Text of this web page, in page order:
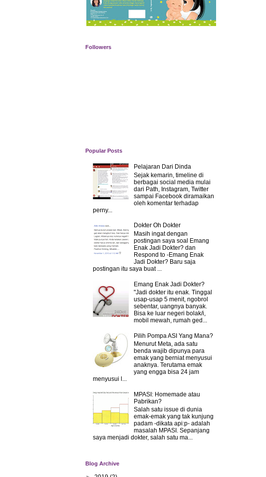
Followers
Popular Posts
Pelajaran Dari Dinda
Sejak kemarin, timeline di
berbagai social media mulai
dari Path, Instagram, Twitter
sampai Facebook diramaikan
oleh komentar terhadap
perny...
Dokter Oh Dokter
Masih ingat dengan
postingan saya soal Emang
Enak Jadi Dokter? dan
Respond to -Emang Enak
Jadi Dokter? Baru saja
postingan itu saya buat ...
Emang Enak Jadi Dokter?
"Jadi dokter itu enak. Tinggal
usap-usap 5 menit, ngobrol
sebentar, uangnya banyak.
Bisa ke luar negeri bolak/i,
mobil mewah, rumah ged...
Pilih Pompa ASI Yang Mana?
Menurut Meta, ada satu
benda wajib dipunya para
emak yang berniat menyusui
anaknya. Terutama emak
yang engga bisa 24 jam
menyusui l...
MPASI: Homemade atau
Pabrikan?
Salah satu issue di dunia
emak-emak yang tak kunjung
padam -dikata api:p- adalah
masalah MPASI. Sepanjang
saya menjadi dokter, salah satu ma...
Blog Archive